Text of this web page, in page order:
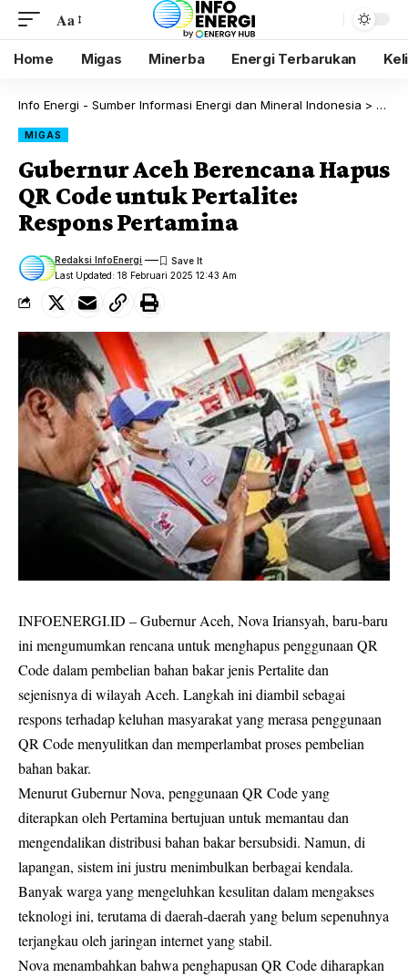
Aa
Home Migas Minerba Energi Terbarukan
Info Energi - Sumber Informasi Energi dan Mineral Indonesia > Blog
MIGAS
Gubernur Aceh Berencana Hapus
QR Code untuk Pertalite:
Respons Pertamina
Last Updated: 18 Februari 2025 12:43 Am
Redaksi InfoEnergi
INFOENERGI.ID – Gubernur Aceh, Nova Iriansyah, baru-baru
ini mengumumkan rencana untuk menghapus penggunaan QR
Code dalam pembelian bahan bakar jenis Pertalite dan
sejenisnya di wilayah Aceh. Langkah ini diambil sebagai
respons terhadap keluhan masyarakat yang merasa penggunaan
QR Code menyulitkan dan memperlambat proses pembelian
bahan bakar.
Menurut Gubernur Nova, penggunaan QR Code yang
diterapkan oleh Pertamina bertujuan untuk memantau dan
mengendalikan distribusi bahan bakar bersubsidi. Namun, di
lapangan, sistem ini justru menimbulkan berbagai kendala.
Banyak warga yang mengeluhkan kesulitan dalam mengakses
teknologi ini, terutama di daerah-daerah yang belum sepenuhnya
terjangkau oleh jaringan internet yang stabil.
Nova menambahkan bahwa penghapusan QR Code diharapkan